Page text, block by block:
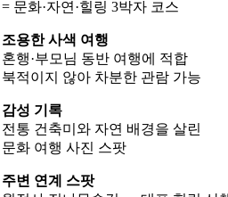
= 문화·자연·힐링 3박자 코스
조용한 사색 여행
혼행·부모님 동반 여행에 적합
북적이지 않아 차분한 관람 가능
감성 기록
전통 건축미와 자연 배경을 살린
문화 여행 사진 스팟
주변 연계 스팟